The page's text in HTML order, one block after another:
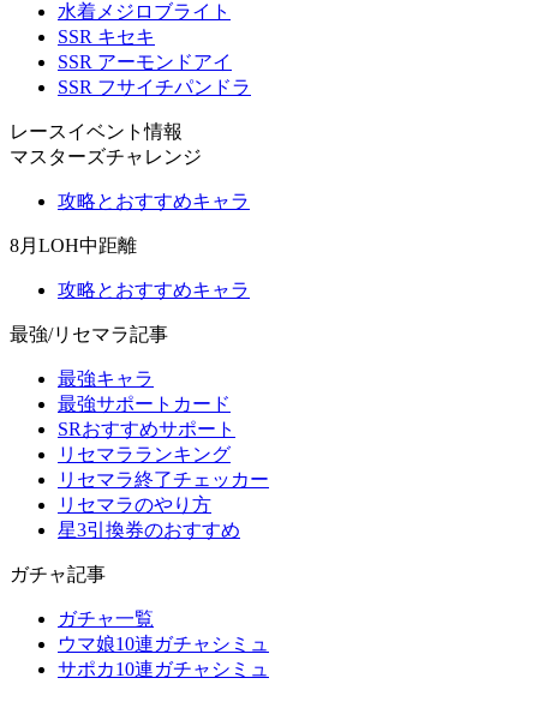
水着メジロブライト
SSR キセキ
SSR アーモンドアイ
SSR フサイチパンドラ
レースイベント情報
マスターズチャレンジ
攻略とおすすめキャラ
8月LOH中距離
攻略とおすすめキャラ
最強/リセマラ記事
最強キャラ
最強サポートカード
SRおすすめサポート
リセマラランキング
リセマラ終了チェッカー
リセマラのやり方
星3引換券のおすすめ
ガチャ記事
ガチャ一覧
ウマ娘10連ガチャシミュ
サポカ10連ガチャシミュ